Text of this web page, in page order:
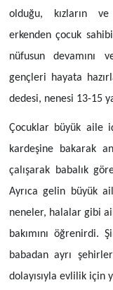
olduğu, kızların
erkenden çocuk
nüfusun devamını
gençleri hayata
dedesi, nenesi 13-15
Çocuklar büyük aile
kardeşine bakarak
çalışarak babalık
Ayrıca gelin büyük
neneler, halalar gibi
bakımını öğrenirdi.
babadan ayrı
dolayısıyla evlilik için